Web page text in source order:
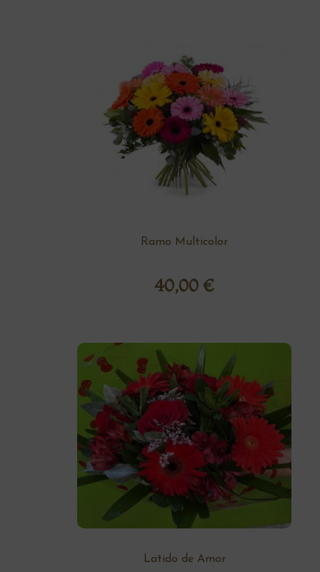
Ramo Multicolor
40,00 €
Latido de Amor